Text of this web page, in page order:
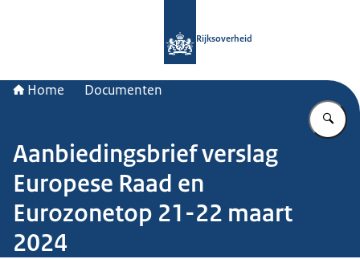
Rijksoverheid
Home Documenten
Aanbiedingsbrief verslag
Europese Raad en
Eurozonetop 21-22 maart
2024